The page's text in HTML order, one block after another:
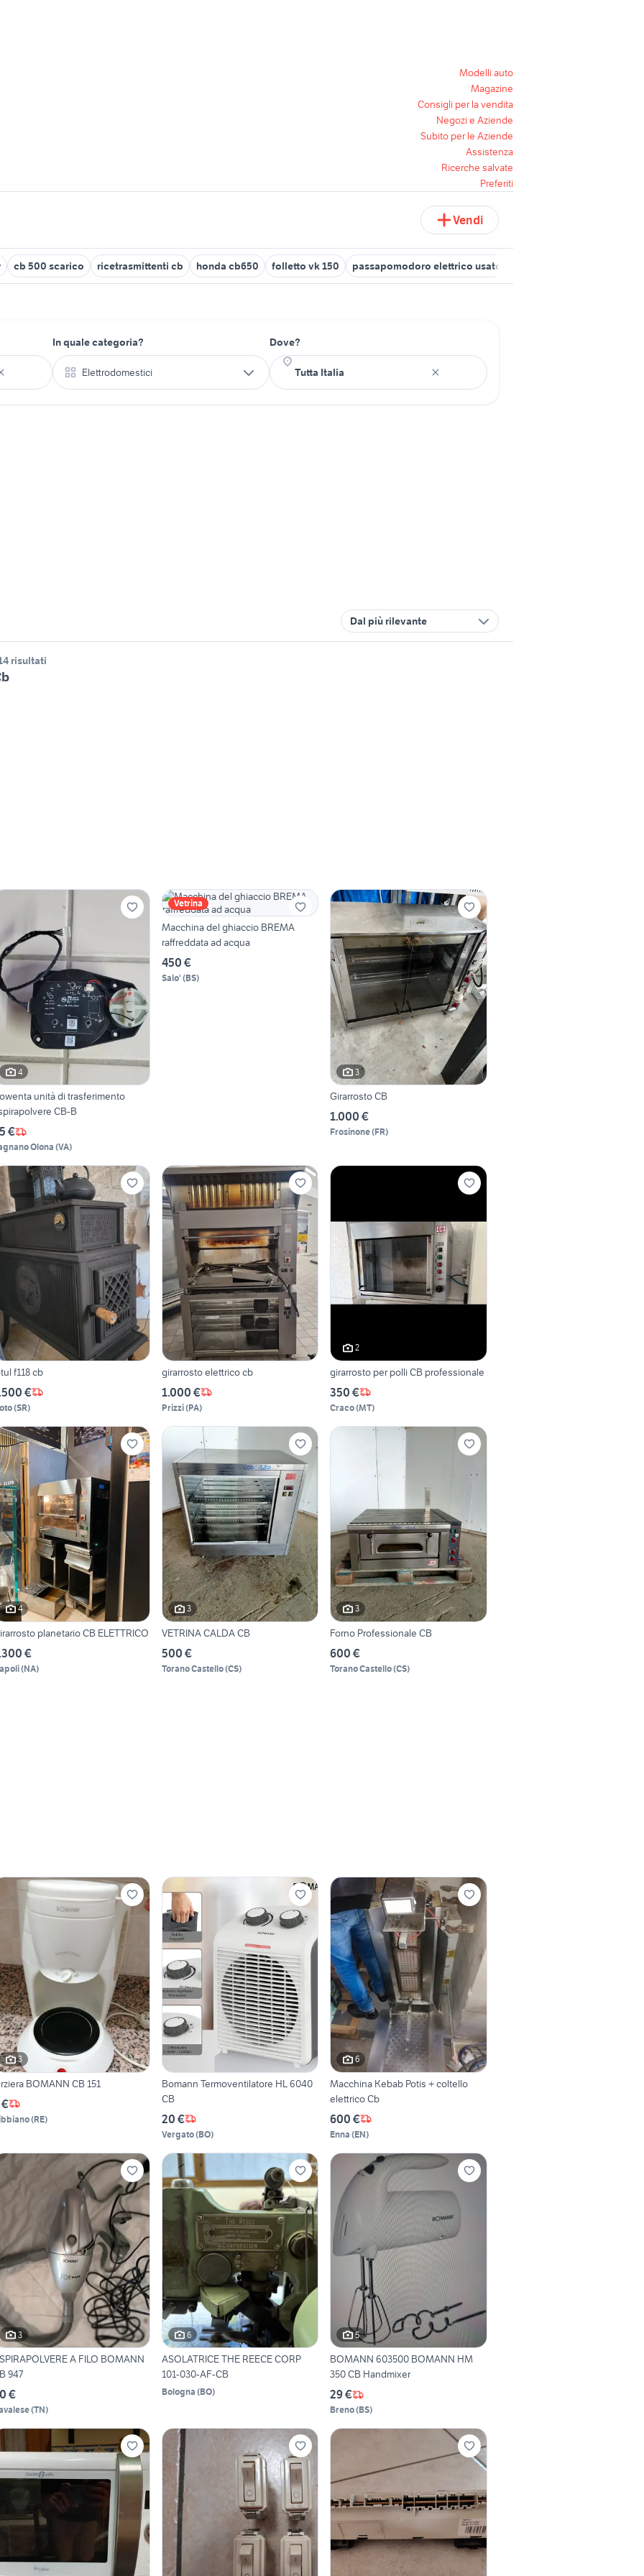
Modelli auto
Magazine
Consigli per la vendita
Negozi e Aziende
Subito per le Aziende
Assistenza
Ricerche salvate
Preferiti
Vendi
cb 500 scarico ricetrasmittenti cb honda cb650 folletto vk 150 passapomodoro elettrico usato
In quale categoria?
Elettrodomestici
Dove?
Dal più rilevante
risultati
4
unità di trasferimento
aspirapolvere CB-B
€
Olona (VA)
Vetrina
Macchina del ghiaccio BREMA
raffreddata ad acqua
450 €
Salo' (BS)
3
Girarrosto CB
1.000 €
Frosinone(FR)
f118 cb
€
(SR)
girarrosto elettrico cb
1.000 €
Prizzi(PA)
2
girarrosto per polli CB professionale
350 €
Craco(MT)
4
planetario CB ELETTRICO
€
(NA)
3
VETRINA CALDA CB
500 €
Torano Castello(CS)
3
Forno Professionale CB
600 €
Torano Castello(CS)
3
BOMANN CB 151
(RE)
Bomann Termoventilatore HL 6040
CB
20 €
Vergato(BO)
6
Macchina Kebab Potis + coltello
elettrico Cb
600 €
Enna (EN)
3
A FILO BOMANN
947
€
(TN)
6
ASOLATRICE THE REECE CORP
101-030-AF-CB
Bologna (BO)
5
BOMANN 603500 BOMANN HM
350 CB Handmixer
29 €
Breno(BS)